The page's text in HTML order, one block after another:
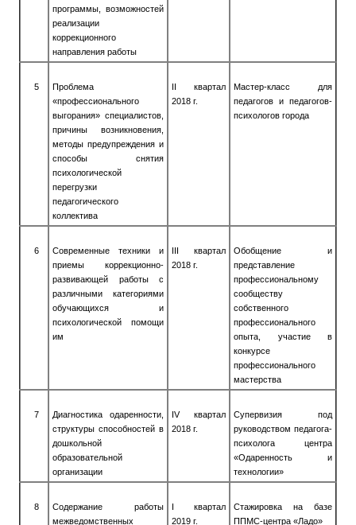
программы, возможностей
реализации
коррекционного
направления работы
5
Проблема
«профессионального
выгорания» специалистов,
причины возникновения,
методы предупреждения и
способы снятия
психологической
перегрузки
педагогического
коллектива
II квартал
2018 г.
Мастер-класс для
педагогов и педагогов-
психологов города
6
Современные техники и
приемы коррекцион­но-
развивающей работы с
различными категориями
обучающихся и
психологической помощи
им
III квартал
2018 г.
Обобщение и
представление
профессиональному
сообществу
собственного
профессионального
опыта, участие в
конкурсе
профессионального
мастерства
7
Диагностика одаренности,
структуры способностей в
дошкольной
образовательной
организации
IV квартал
2018 г.
Супервизия под
руководством педагога-
психолога центра
«Одаренность и
технологии»
8
Содержание работы
межведомственных
I квартал
2019 г.
Стажировка на базе
ППМС-центра «Ладо»